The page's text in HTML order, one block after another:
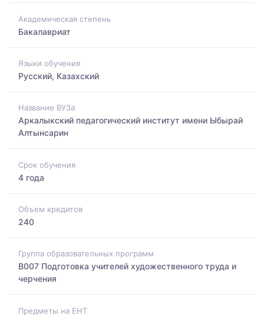
Академическая степень
Бакалавриат
Языки обучения
Русский, Казахский
Название ВУЗа
Аркалыкский педагогический институт имени Ыбырай
Алтынсарин
Срок обучения
4 года
Объем кредитов
240
Группа образовательных программ
B007 Подготовка учителей художественного труда и
черчения
Предметы на ЕНТ